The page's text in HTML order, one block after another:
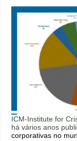
ICM-Institute for
há vários anos
corporativas no